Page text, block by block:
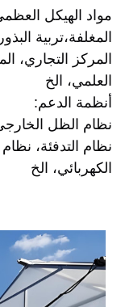
مواد الهيكل
المغلفة،تربية
المركز التجاري،
العلمي، الخ
أنظمة الدعم:
نظام الظل
نظام التدفئة،
الكهربائي، الخ